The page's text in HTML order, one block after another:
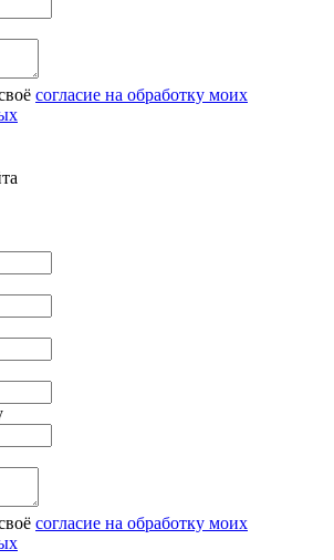
согласие на обработку моих
согласие на обработку моих